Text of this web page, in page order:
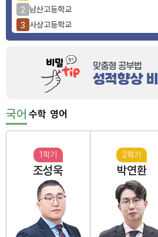
2 남산고등학교
3 사상고등학교
4 양정고등학교
부산동여자고등학교
국어 수학 영어
1학기
조성욱
2학기
박연환